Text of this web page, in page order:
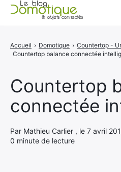
Countertop
connectée
Par Mathieu Carlier , le 7 avril
0 minute de lecture
Accueil › Domotique ›
Countertop balance connectée
Catégories
A propos
CONTACT